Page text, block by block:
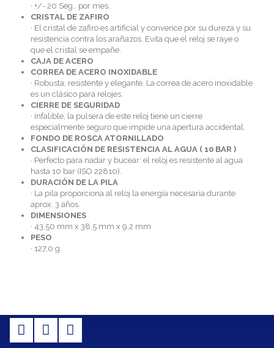
· +/- 20 Seg.. por mes.
CRISTAL DE ZAFIRO
· El cristal de zafiro es artificial y convence por su dureza y su
resistencia contra los arañazos. Evita que el reloj se raye o
que el cristal se empañe.
CAJA DE ACERO
CORREA DE ACERO INOXIDABLE
· Robusta, resistente y elegante. La correa de acero inoxidable
es un clásico para relojes.
CIERRE DE SEGURIDAD
· Infalible, la pulsera de este reloj tiene un cierre
especialmente seguro que impide una apertura accidental.
FONDO DE ROSCA ATORNILLADO
CLASIFICACIÓN DE RESISTENCIA AL AGUA ( 10 BAR )
· Perfecto para nadar y bucear: el reloj es resistente al agua
hasta 10 bar (ISO 22810).
DURACIÓN DE LA PILA
· La pila proporciona al reloj la energía necesaria durante
aprox. 3 años.
DIMENSIONES
· 43,50 mm x 38,5 mm x 9,2 mm
PESO
· 127,0 g.